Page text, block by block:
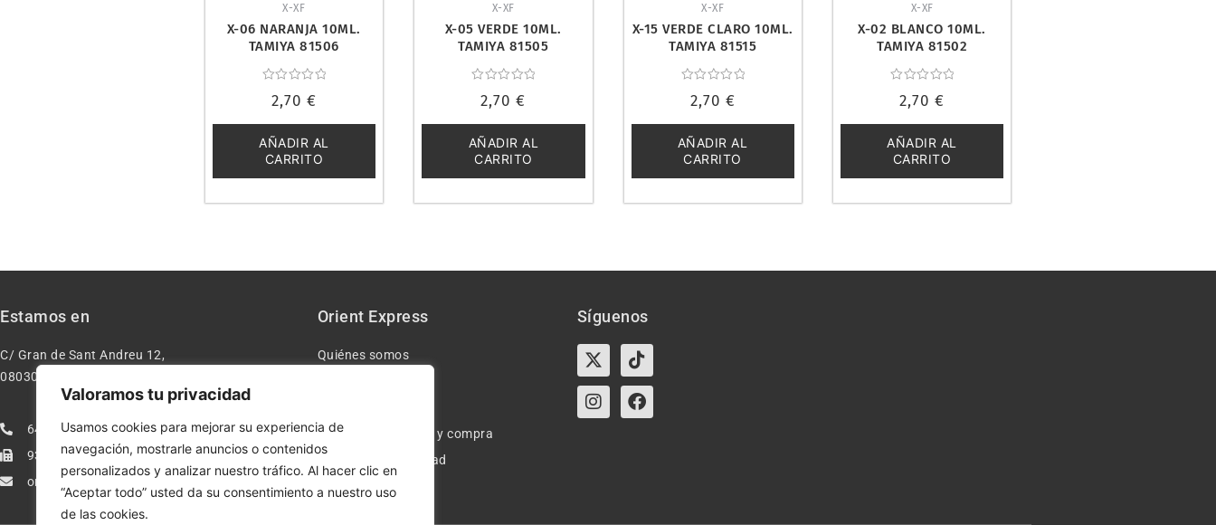
Valoramos tu privacidad
Usamos cookies para mejorar su experiencia de
navegación, mostrarle anuncios o contenidos
personalizados y analizar nuestro tráfico. Al hacer clic en
“Aceptar todo” usted da su consentimiento a nuestro uso
de las cookies.
X-XF
X-06 NARANJA 10ML.
TAMIYA 81506
con
de
5
2,70 €
AÑADIR AL
CARRITO
X-XF
X-05 VERDE 10ML.
TAMIYA 81505
con
de
5
2,70€
AÑADIR AL
CARRITO
X-XF
X-15 VERDE CLARO 10ML.
TAMIYA 81515
con
de
5
2,70 €
AÑADIR AL
CARRITO
X-XF
X-02 BLANCO 10ML.
TAMIYA 81502
con
de
5
2,70€
AÑADIR AL
CARRITO
Estamos en
C/ Gran de Sant Andreu 12,
08030 – Barcelona España
640277962
933113005
orientexpressmodelismo@gmail.com
Orient Express
Quiénes somos
Condiciones de uso y compra
Política de privacidad
Política de cookies
Síguenos
X-
twitter
Tiktok
InstagramFacebook